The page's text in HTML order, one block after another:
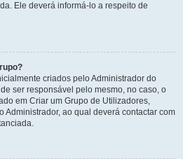
Ele deverá informá-lo a respeito de
criados pelo Administrador do
ser responsável pelo mesmo, no caso, o
em Criar um Grupo de Utilizadores,
Administrador, ao qual deverá contactar com